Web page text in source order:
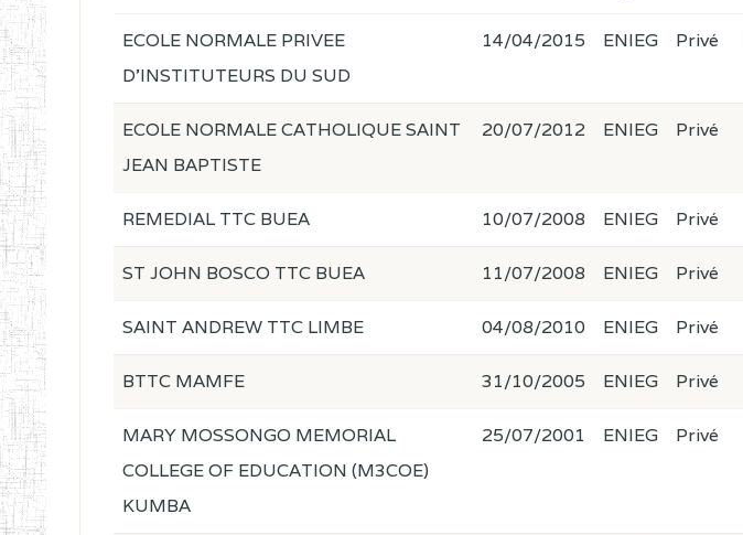
ECOLE NORMALE PRIVEE
D'INSTITUTEURS DU SUD
14/04/2015 ENIEG Privé
ECOLE NORMALE CATHOLIQUE SAINT
JEAN BAPTISTE
20/07/2012 ENIEG Privé
REMEDIAL TTC BUEA 10/07/2008 ENIEG Privé
ST JOHN BOSCO TTC BUEA 11/07/2008 ENIEG Privé
SAINT ANDREW TTC LIMBE 04/08/2010 ENIEG Privé
BTTC MAMFE 31/10/2005 ENIEG Privé
MARY MOSSONGO MEMORIAL
COLLEGE OF EDUCATION (M3COE)
KUMBA
25/07/2001 ENIEG Privé